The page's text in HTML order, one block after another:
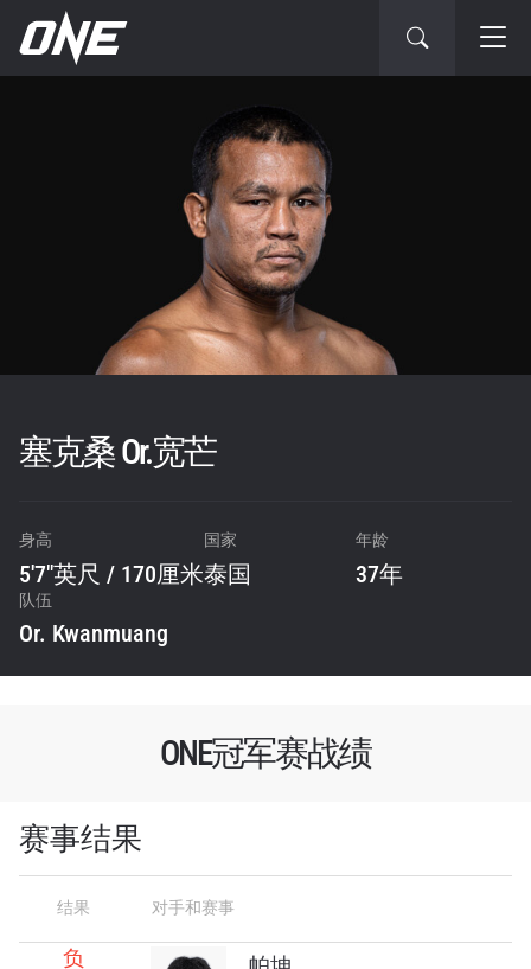
塞克桑 Or.宽芒
身高
5'7"英尺 / 170厘米
国家
泰国
年龄
37年
队伍
Or. Kwanmuang
ONE冠军赛战绩
赛事结果
结果 对手和赛事
负